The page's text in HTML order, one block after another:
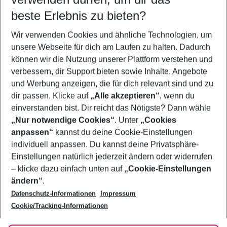
5-8 Nächte
2 Erwachsene Keine Kinder
Mehr Filter anzeigen
Footer
Footer navigation
Über uns
AGB
Bestpreisgarantie
Cookie-Einstellungen ändern
Cookie-Richtlinie
Agenturbetreuung
Barrierefreies Reisen
Folge uns
beste Erlebnis zu bieten?
Wir verwenden Cookies und ähnliche Technologien, um
unsere Webseite für dich am Laufen zu halten. Dadurch
können wir die Nutzung unserer Plattform verstehen und
verbessern, dir Support bieten sowie Inhalte, Angebote
und Werbung anzeigen, die für dich relevant sind und zu
dir passen. Klicke auf „Alle akzeptieren“, wenn du
einverstanden bist. Dir reicht das Nötigste? Dann wähle
„Nur notwendige Cookies“. Unter „Cookies
anpassen“ kannst du deine Cookie-Einstellungen
individuell anpassen. Du kannst deine Privatsphäre-
Einstellungen natürlich jederzeit ändern oder widerrufen
– klicke dazu einfach unten auf „Cookie-Einstellungen
ändern“.
Datenschutz-Informationen
Impressum
Cookie/Tracking-Informationen